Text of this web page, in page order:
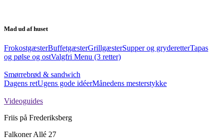
Mad ud af huset
FrokostgæsterBuffetgæsterGrillgæsterSupper og gryderetterTapas
og pølse og ostValgfri Menu (3 retter)
Smørrebrød & sandwich
Dagens retUgens gode idéerMånedens mesterstykke
Videoguides
Friis på Frederiksberg
Falkoner Allé 27